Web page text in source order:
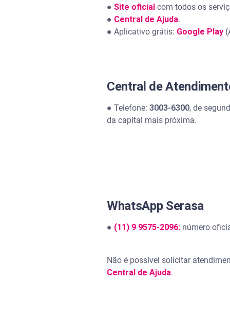
● Site oficial com todos os
● Central de Ajuda.
● Aplicativo grátis: Google Play
Central de
● Telefone: 3003-6300, de
da capital mais próxima.
WhatsApp Serasa
● (11) 9 9575-2096: número
Não é possível solicitar
Central de Ajuda.